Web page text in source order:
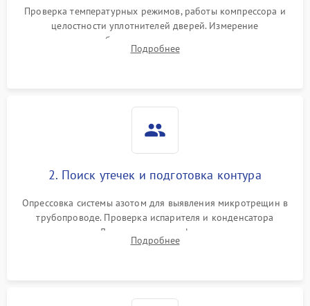
работе
2000 ₽ Подробнее →
1000 ₽
1800 ₽
Проверка температурных режимов, работы компрессора и
целостности уплотнителей дверей. Измерение
сопротивления обмоток мотора, проверка термостата и
считывание кодов ошибок с электронного дисплея.
Подробнее
2. Поиск утечек и подготовка контура
Опрессовка системы азотом для выявления микротрещин в
трубопроводе. Проверка испарителя и конденсатора
течеискателем. Демонтаж старого фильтра-осушителя и
продувка капиллярной трубки для устранения засоров.
Подробнее